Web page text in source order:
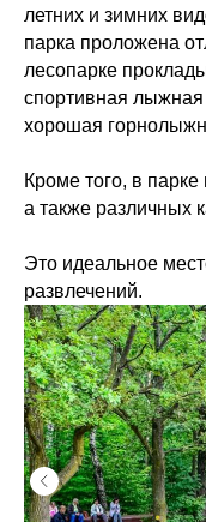
летних и зимних
парка проложена
лесопарке
спортивная
хорошая
Кроме того, в
а также различных
Это идеальное
развлечений.